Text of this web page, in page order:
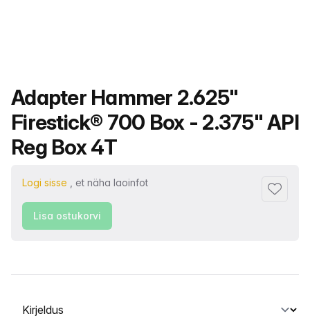
Toote nimi
Adapter Hammer 2.625"
Firestick® 700 Box - 2.375" API
Reg Box 4T
Logi sisse , et näha laoinfot
Lisa
Lisa ostukorvi
Vahekaardi valimine